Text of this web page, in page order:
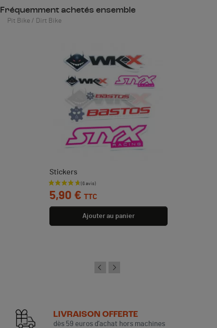
Fréquemment achetés ensemble
Pit Bike / Dirt Bike
Stickers
Prix
5,90 € TTC
Ajouter au panier
LIVRAISON OFFERTE
dès 59 euros d’achat hors machines